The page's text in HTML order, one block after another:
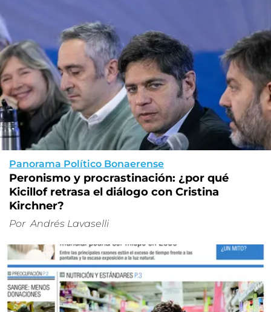
Panorama Político Bonaerense
Peronismo y procrastinación: ¿por qué
Kicillof retrasa el diálogo con Cristina
Kirchner?
Por Andrés Lavaselli